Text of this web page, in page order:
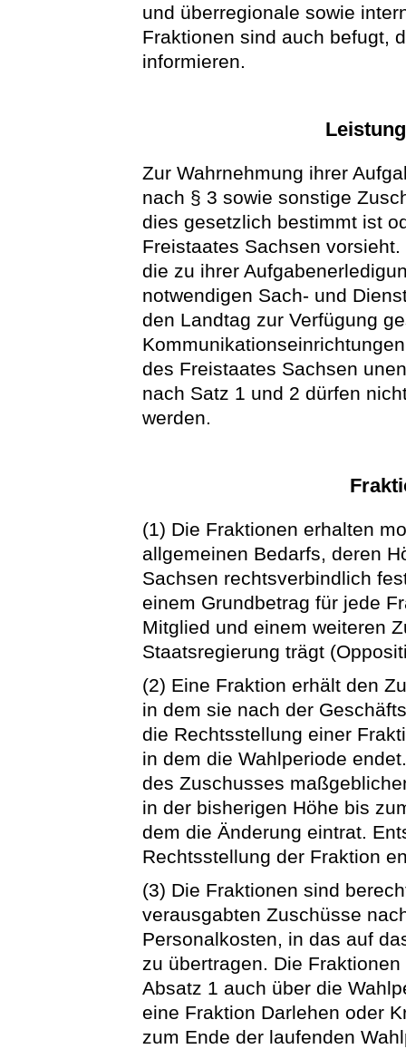
und überregionale sowie
Fraktionen sind auch befugt,
informieren.
Zur Wahrnehmung ihrer
nach § 3 sowie sonstige
dies gesetzlich bestimmt ist
Freistaates Sachsen
die zu ihrer
notwendigen Sach- und
den Landtag zur Verfügung
des Freistaates Sachsen
nach Satz 1 und 2 dürfen
werden.
(1) Die Fraktionen erhalten
allgemeinen Bedarfs, deren
Sachsen rechtsverbindlich
einem Grundbetrag für jede
Mitglied und einem weiteren
Staatsregierung trägt
(2) Eine Fraktion erhält den
in dem sie nach der
die Rechtsstellung einer
in dem die Wahlperiode
des Zuschusses
in der bisherigen Höhe bis
dem die Änderung eintrat.
Rechtsstellung der Fraktion
(3) Die Fraktionen sind
verausgabten Zuschüsse
Personalkosten, in das auf
zu übertragen. Die
Absatz 1 auch über die
eine Fraktion Darlehen oder
zum Ende der laufenden